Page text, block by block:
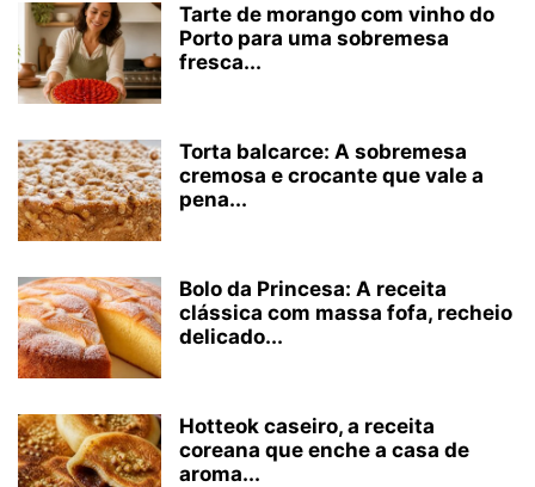
Tarte de morango com vinho do
Porto para uma sobremesa
fresca...
Torta balcarce: A sobremesa
cremosa e crocante que vale a
pena...
Bolo da Princesa: A receita
clássica com massa fofa, recheio
delicado...
Hotteok caseiro, a receita
coreana que enche a casa de
aroma...